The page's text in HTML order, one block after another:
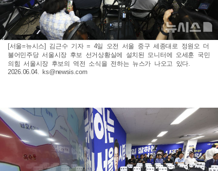
[서울=뉴시스] 김근수 기자 = 4일 오전 서울 중구 세종대로 정원오 더
불어민주당 서울시장 후보 선거상황실에 설치된 모니터에 오세훈 국민
의힘 서울시장 후보의 역전 소식을 전하는 뉴스가 나오고 있다.
2026.06.04.
ks@newsis.com